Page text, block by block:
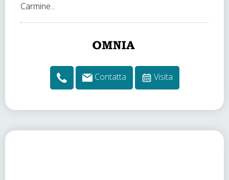
Carmine...
Contatta Visita